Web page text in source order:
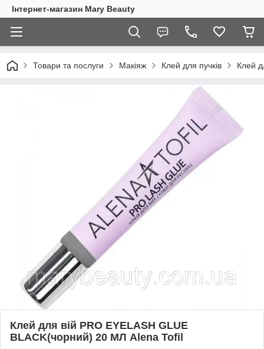
Інтернет-магазин Mary Beauty
Товари та послуги Макіяж Клей для пучків Клей
Клей для вій PRO EYELASH GLUE
BLACK(чорний) 20 МЛ Alena Tofil